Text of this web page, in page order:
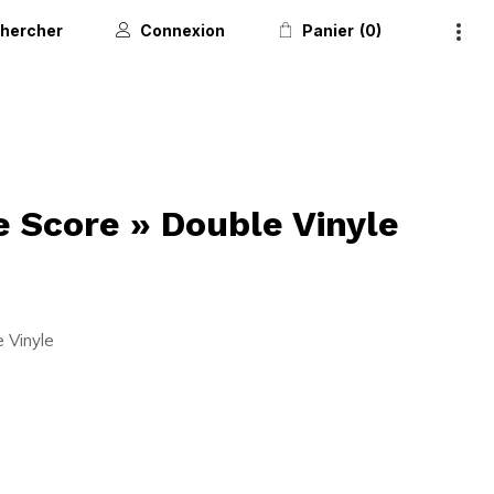
Connexion Panier 0
Score » Double Vinyle
Vinyle